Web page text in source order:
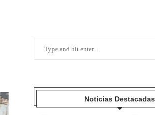
Noticias Destacadas